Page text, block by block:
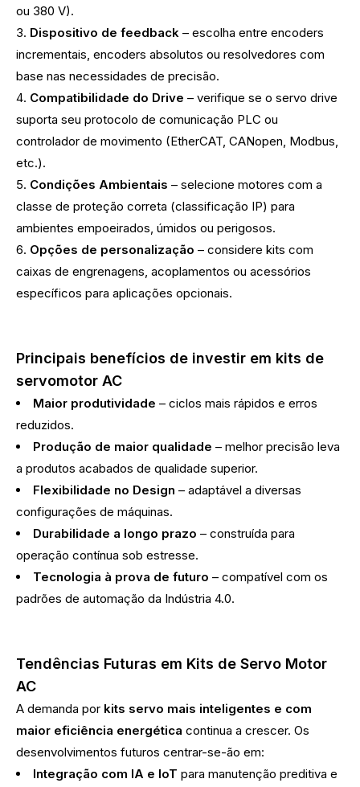
ou 380 V).
Dispositivo de feedback – escolha entre encoders
incrementais, encoders absolutos ou resolvedores com
base nas necessidades de precisão.
Compatibilidade do Drive – verifique se o servo drive
suporta seu protocolo de comunicação PLC ou
controlador de movimento (EtherCAT, CANopen, Modbus,
etc.).
Condições Ambientais – selecione motores com a
classe de proteção correta (classificação IP) para
ambientes empoeirados, úmidos ou perigosos.
Opções de personalização – considere kits com
caixas de engrenagens, acoplamentos ou acessórios
específicos para aplicações opcionais.
Principais benefícios de investir em kits de
servomotor AC
Maior produtividade – ciclos mais rápidos e erros
reduzidos.
Produção de maior qualidade – melhor precisão leva
a produtos acabados de qualidade superior.
Flexibilidade no Design – adaptável a diversas
configurações de máquinas.
Durabilidade a longo prazo – construída para
operação contínua sob estresse.
Tecnologia à prova de futuro – compatível com os
padrões de automação da Indústria 4.0.
Tendências Futuras em Kits de Servo Motor
AC
A demanda por kits servo mais inteligentes e com
maior eficiência energética continua a crescer. Os
desenvolvimentos futuros centrar-se-ão em:
Integração com IA e IoT para manutenção preditiva e